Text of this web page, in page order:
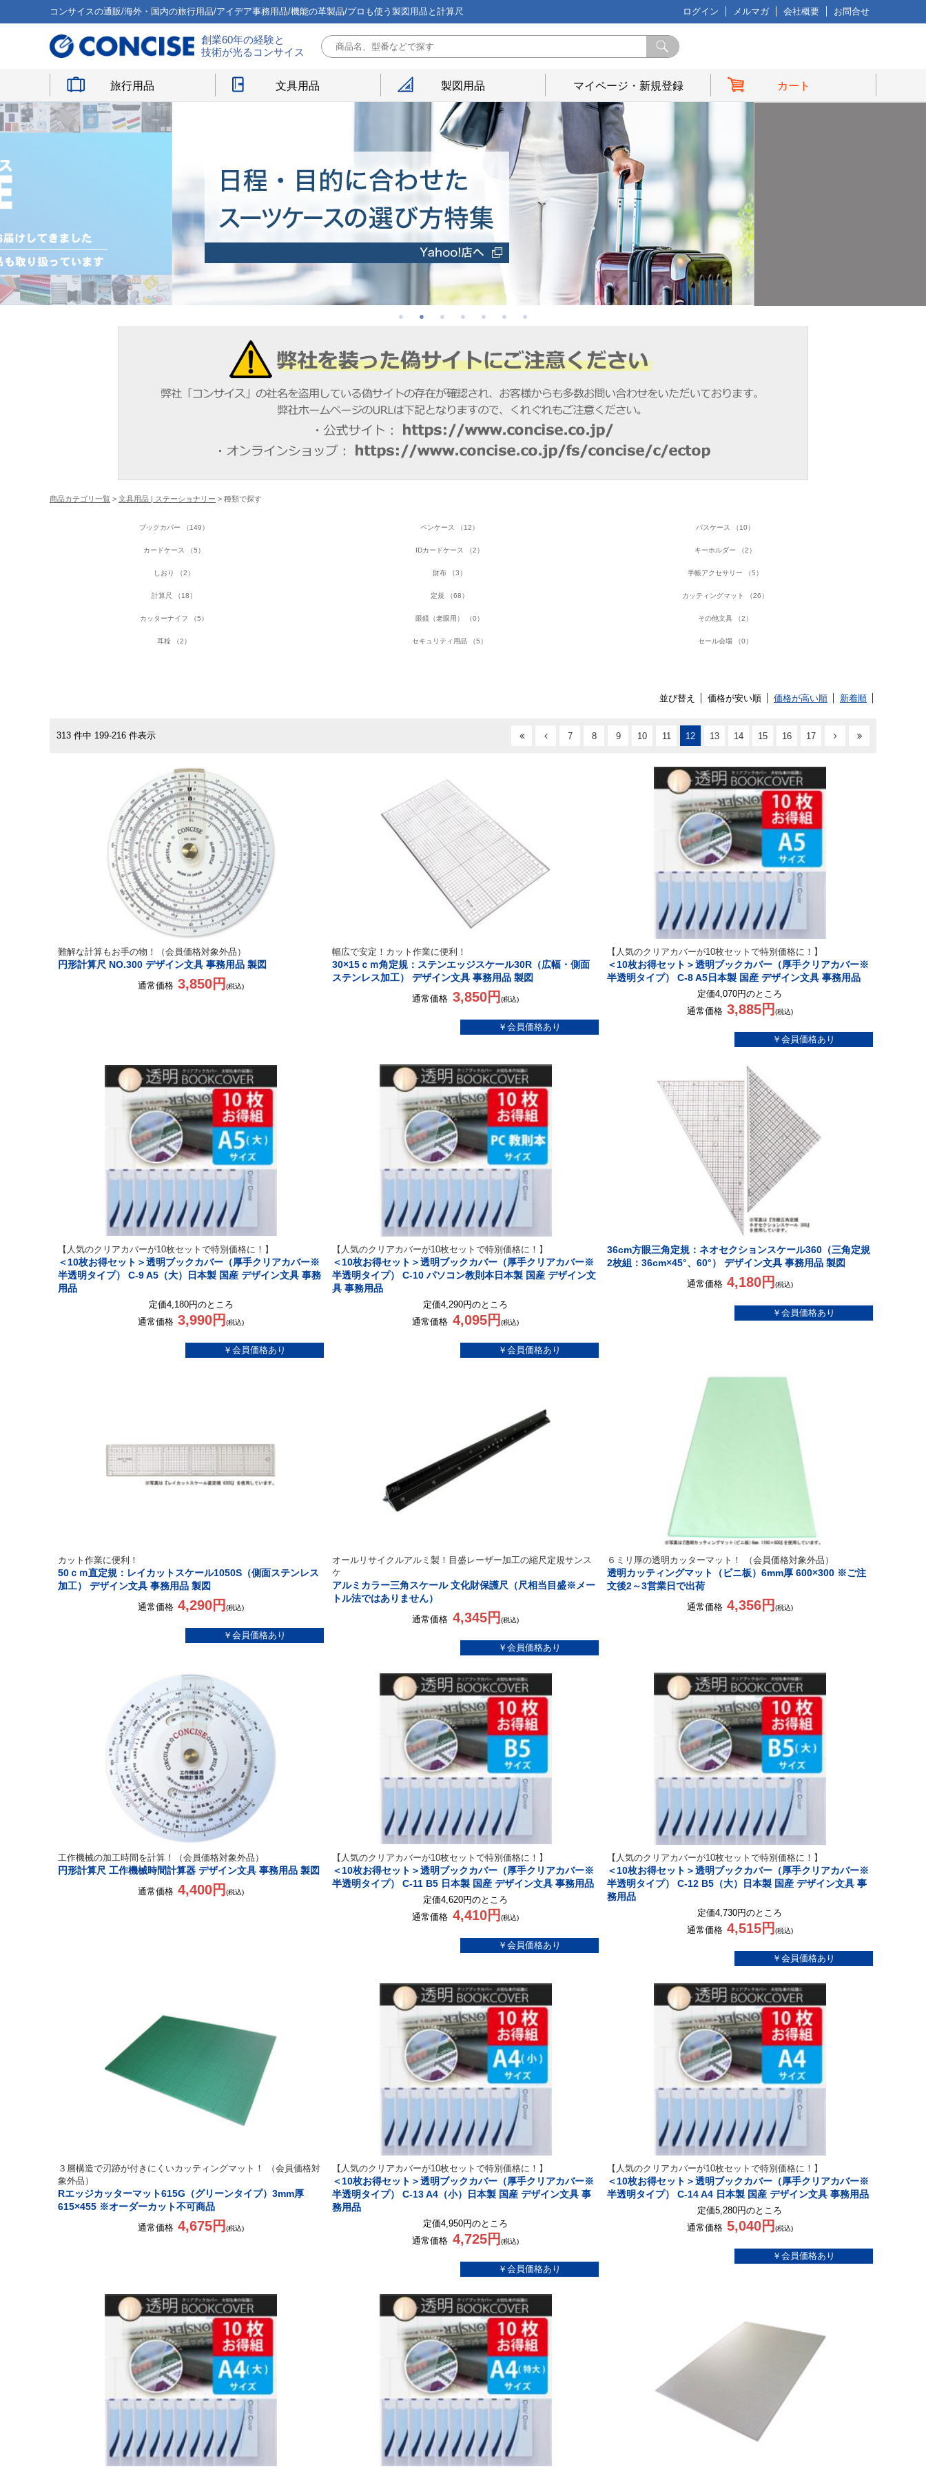
コンサイスの通販/海外・国内の旅行用品/アイデア事務用品/機能の革製品/プロも使う製図用品と計算尺 ログイン メルマガ 会社概要 お問合せ
創業60年の経験と
技術が光るコンサイス
旅行用品 文具用品 製図用品 マイページ・新規登録 カート
商品カテゴリ一覧 > 文具用品 | ステーショナリー > 種類で探す
ブックカバー （149） ペンケース （12） パスケース （10）
カードケース （5） IDカードケース （2） キーホルダー （2）
しおり （2） 財布 （3） 手帳アクセサリー （5）
計算尺 （18） 定規 （68） カッティングマット （26）
カッターナイフ （5） 眼鏡（老眼用） （0） その他文具 （2）
耳栓 （2） セキュリティ用品 （5） セール会場 （0）
並び替え 価格が安い順 価格が高い順 新着順
313 件中 199-216 件表示 7 8 9 10 11 12 13 14 15 16 17
難解な計算もお手の物！（会員価格対象外品）
円形計算尺 NO.300 デザイン文具 事務用品 製図
通常価格 3,850円(税込)
幅広で安定！カット作業に便利！
30×15ｃｍ角定規：ステンエッジスケール30R（広幅・側面
ステンレス加工） デザイン文具 事務用品 製図
通常価格 3,850円 (税込)
【人気のクリアカバーが10枚セットで特別価格に！】
＜10枚お得セット＞透明ブックカバー（厚手クリアカバー※
半透明タイプ） C-8 A5日本製 国産 デザイン文具 事務用品
定価4,070円のところ
通常価格 3,885円(税込)
【人気のクリアカバーが10枚セットで特別価格に！】
＜10枚お得セット＞透明ブックカバー（厚手クリアカバー※
半透明タイプ） C-9 A5（大）日本製 国産 デザイン文具 事務
用品
定価4,180円のところ
通常価格 3,990円(税込)
【人気のクリアカバーが10枚セットで特別価格に！】
＜10枚お得セット＞透明ブックカバー（厚手クリアカバー※
半透明タイプ） C-10 パソコン教則本日本製 国産 デザイン文
具 事務用品
定価4,290円のところ
通常価格 4,095円 (税込)
36cm方眼三角定規：ネオセクションスケール360（三角定規
2枚組：36cm×45°、60°） デザイン文具 事務用品 製図
通常価格 4,180円(税込)
カット作業に便利！
50ｃｍ直定規：レイカットスケール1050S（側面ステンレス
加工） デザイン文具 事務用品 製図
通常価格 4,290円(税込)
オールリサイクルアルミ製！目盛レーザー加工の縮尺定規サンス
ケ
アルミカラー三角スケール 文化財保護尺（尺相当目盛※メー
トル法ではありません）
通常価格 4,345円 (税込)
６ミリ厚の透明カッターマット！ （会員価格対象外品）
透明カッティングマット（ビニ板）6mm厚 600×300 ※ご注
文後2～3営業日で出荷
通常価格 4,356円(税込)
工作機械の加工時間を計算！（会員価格対象外品）
円形計算尺 工作機械時間計算器 デザイン文具 事務用品 製図
通常価格 4,400円(税込)
【人気のクリアカバーが10枚セットで特別価格に！】
＜10枚お得セット＞透明ブックカバー（厚手クリアカバー※
半透明タイプ） C-11 B5 日本製 国産 デザイン文具 事務用品
定価4,620円のところ
通常価格 4,410円 (税込)
【人気のクリアカバーが10枚セットで特別価格に！】
＜10枚お得セット＞透明ブックカバー（厚手クリアカバー※
半透明タイプ） C-12 B5（大）日本製 国産 デザイン文具 事
務用品
定価4,730円のところ
通常価格 4,515円(税込)
３層構造で刃跡が付きにくいカッティングマット！ （会員価格対
象外品）
Rエッジカッターマット615G（グリーンタイプ）3mm厚
615×455 ※オーダーカット不可商品
通常価格 4,675円(税込)
【人気のクリアカバーが10枚セットで特別価格に！】
＜10枚お得セット＞透明ブックカバー（厚手クリアカバー※
半透明タイプ） C-13 A4（小）日本製 国産 デザイン文具 事
務用品
定価4,950円のところ
通常価格 4,725円 (税込)
【人気のクリアカバーが10枚セットで特別価格に！】
＜10枚お得セット＞透明ブックカバー（厚手クリアカバー※
半透明タイプ） C-14 A4 日本製 国産 デザイン文具 事務用品
定価5,280円のところ
通常価格 5,040円(税込)